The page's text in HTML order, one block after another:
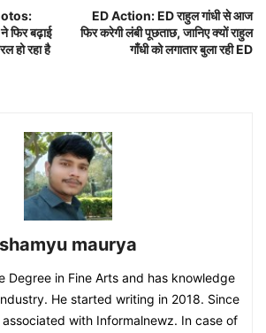
फिर बढ़ाई
हो रहा है
ED Action: ED राहुल गांधी से आज
फिर करेगी लंबी पूछताछ, जानिए क्यों राहुल
गाँधी को लगातार बुला रही ED
shamyu maurya
Degree in Fine Arts and has knowledge
He started writing in 2018. Since
with Informalnewz. In case of